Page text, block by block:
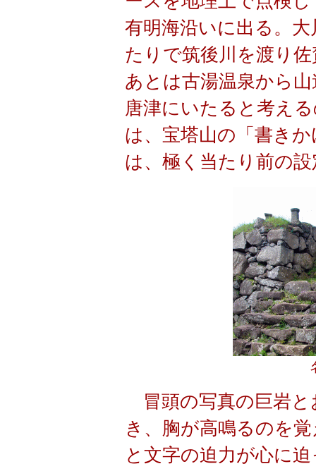
有明海沿いに出る。
たりで筑後川を渡り
あとは古湯温泉から
唐津にいたると考え
は、宝塔山の「書き
は、極く当たり前の
冒頭の写真の巨岩
き、胸が高鳴るのを
と文字の迫力が心に